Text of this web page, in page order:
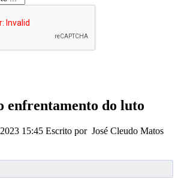
enfrentamento do luto
15:45 Escrito por José Cleudo Matos